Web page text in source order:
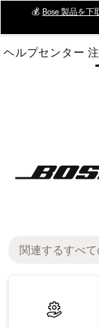
Main
💰 Bose 製品を
ヘルプセンター